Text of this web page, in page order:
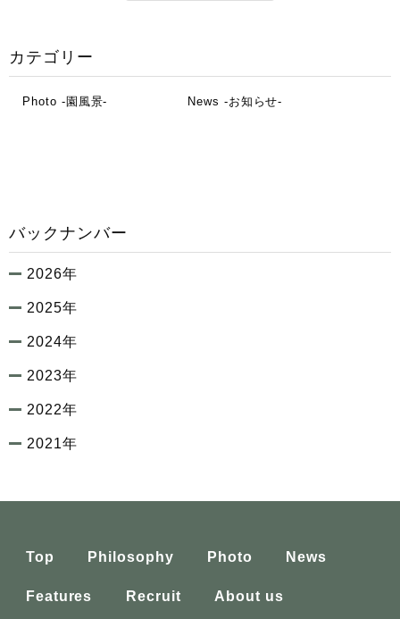
カテゴリー
Photo -園風景- News -お知らせ-
バックナンバー
2026年
2025年
2024年
2023年
2022年
2021年
Top Philosophy Photo News
Features Recruit About us